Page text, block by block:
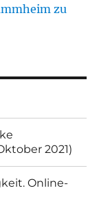
zu
2021)
Online-